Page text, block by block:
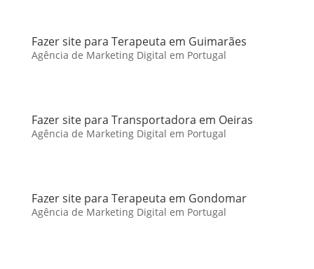
Fazer site para Terapeuta em Guimarães
Agência de Marketing Digital em Portugal
Fazer site para Transportadora em Oeiras
Agência de Marketing Digital em Portugal
Fazer site para Terapeuta em Gondomar
Agência de Marketing Digital em Portugal